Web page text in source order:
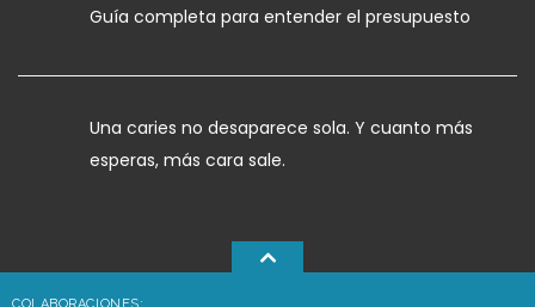
Guía completa para entender el presupuesto
Una caries no desaparece sola. Y cuanto más
esperas, más cara sale.
COLABORACIONES: